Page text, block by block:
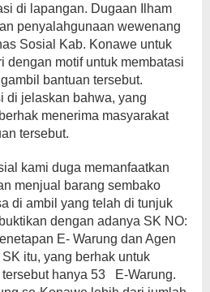
di lapangan. Dugaan Ilham
penyalahgunaan wewenang
Sosial Kab. Konawe untuk
dengan motif untuk membatasi
bantuan tersebut.
di jelaskan bahwa, yang
menerima masyarakat
tersebut.
kami duga memanfaatkan
menjual barang sembako
di ambil yang telah di tunjuk
dengan adanya SK NO:
E- Warung dan Agen
itu, yang berhak untuk
hanya 53 E-Warung.